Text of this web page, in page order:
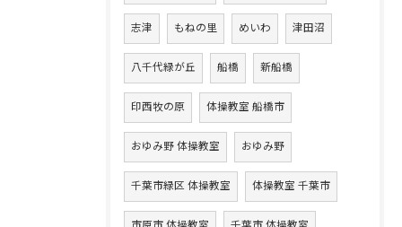
志津 もねの里 めいわ 津田沼
八千代緑が丘 船橋 新船橋
印西牧の原 体操教室 船橋市
おゆみ野 体操教室 おゆみ野
千葉市緑区 体操教室 体操教室 千葉市